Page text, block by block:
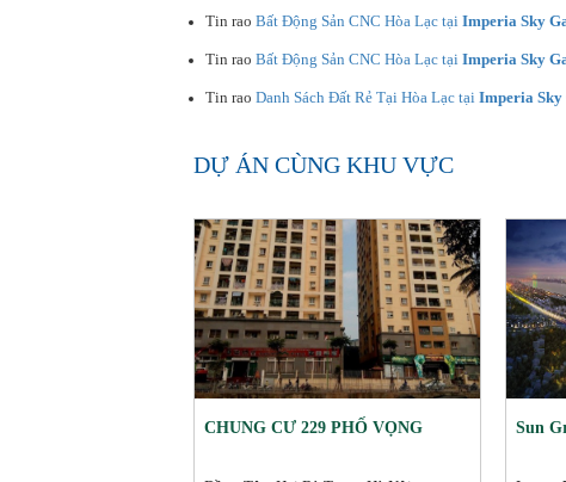
Tin rao Bất Động Sản CNC Hòa Lạc tại Imperia Sky
Tin rao Bất Động Sản CNC Hòa Lạc tại Imperia Sky
Tin rao Danh Sách Đất Rẻ Tại Hòa Lạc tại Imperia Sky
DỰ ÁN CÙNG KHU VỰC
CHUNG CƯ 229 PHỐ VỌNG Sun